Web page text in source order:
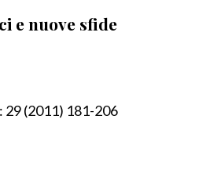
e nuove sfide
29 (2011) 181-206